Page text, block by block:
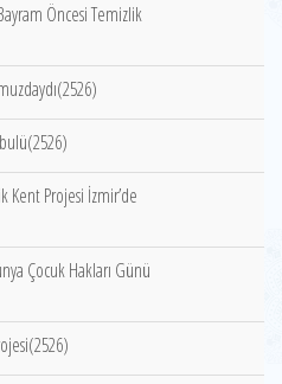
Öncesi Temizlik
Kent Projesi İzmir’de
Çocuk Hakları Günü